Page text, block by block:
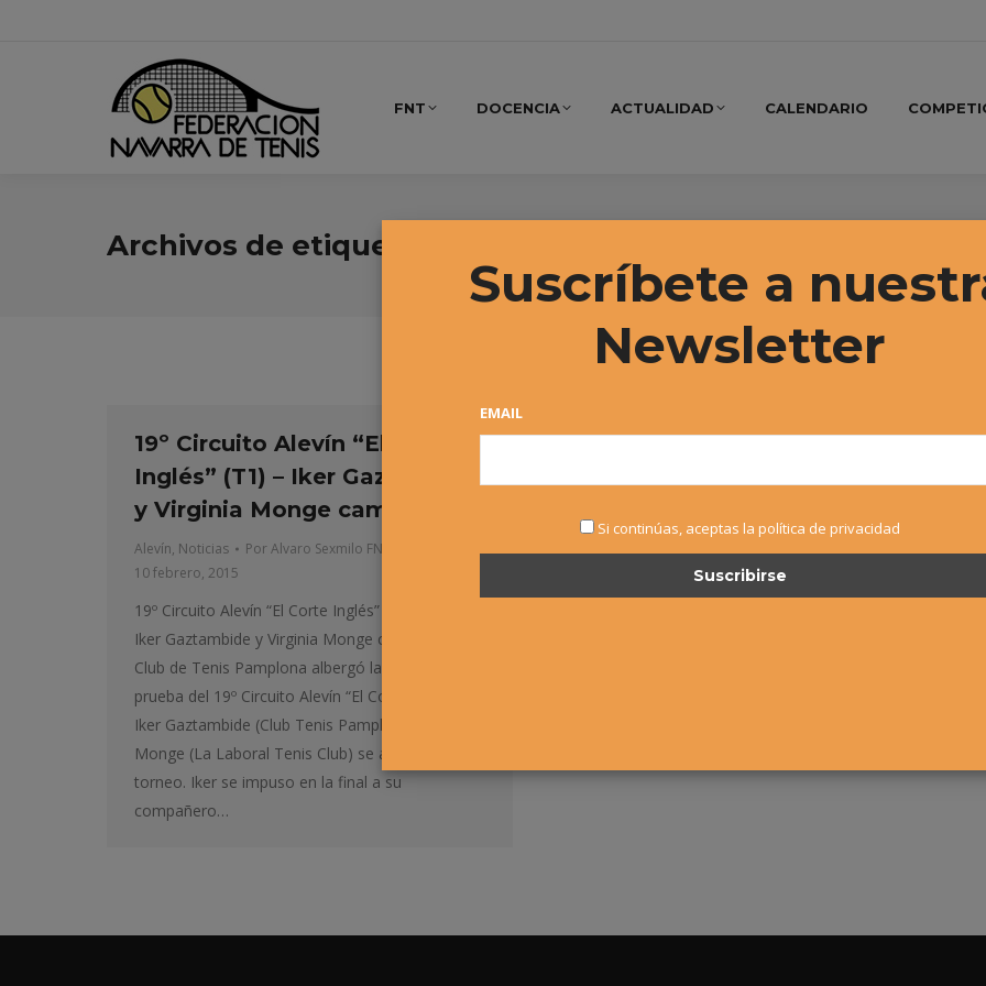
FNT DOCENCIA ACTUALIDAD CALENDARIO
Archivos de etiqueta:
19º Circuito Alevín “El Corte
Inglés” (T1) – Iker Gaztambide
y Virginia Monge campeones
Alevín, Noticias PorAlvaro Sexmilo FNT
10 febrero, 2015
19º Circuito Alevín “El Corte Inglés” (Torneo1)
Iker Gaztambide y Virginia Monge campeones El
Club de Tenis Pamplona albergó la primera
prueba del 19º Circuito Alevín “El Corte Inglés”.
Iker Gaztambide (Club Tenis Pamplona) y Virginia
Monge (La Laboral Tenis Club) se alzaron con el
torneo. Iker se impuso en la final a su
compañero…
Suscríbete a
Newsletter
EMAIL
Si continúas, aceptas la política de privacidad